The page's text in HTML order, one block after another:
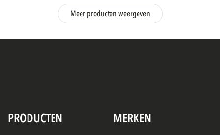
Meer producten weergeven
PRODUCTEN MERKEN